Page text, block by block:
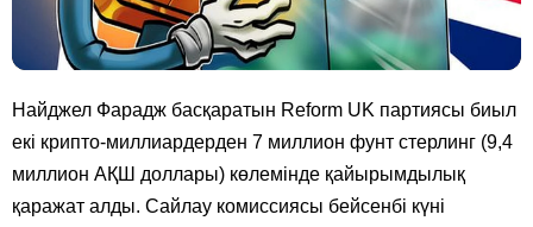
Найджел Фарадж басқаратын Reform UK партиясы биыл
екі крипто-миллиардерден 7 миллион фунт стерлинг (9,4
миллион АҚШ доллары) көлемінде қайырымдылық
қаражат алды. Сайлау комиссиясы бейсенбі күні